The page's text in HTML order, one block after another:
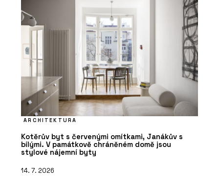
ARCHITEKTURA
Kotěrův byt s červenými omítkami, Janákův s
bílými. V památkově chráněném domě jsou
stylové nájemní byty
14. 7. 2026